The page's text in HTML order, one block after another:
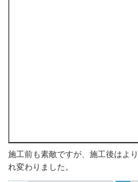
施工前も素敵ですが、施工後はよ
れ変わりました。